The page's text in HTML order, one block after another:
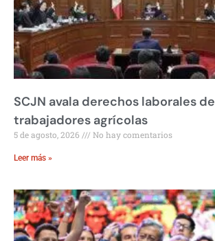
SCJN avala derechos laborales de
trabajadores agrícolas
5 de agosto, 2026 No hay comentarios
Leer más »